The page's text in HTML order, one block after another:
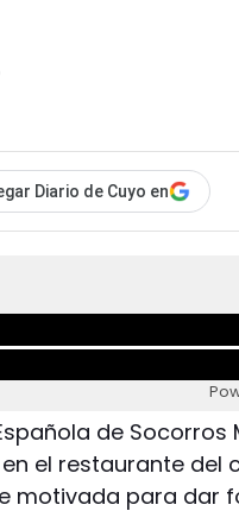
Diario de Cuyo en
de
el restaurante del
motivada para dar